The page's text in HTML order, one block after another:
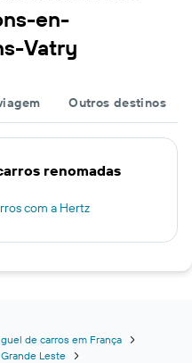
en-
Vatry
Outros destinos
renomadas
com a Hertz
de carros em França
Leste